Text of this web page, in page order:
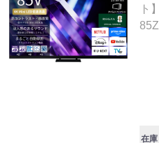
ト
在庫